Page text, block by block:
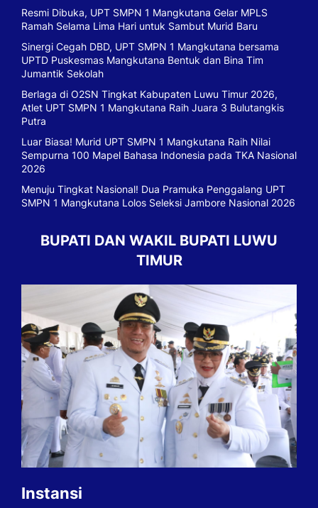
Resmi Dibuka, UPT SMPN 1 Mangkutana Gelar MPLS
Ramah Selama Lima Hari untuk Sambut Murid Baru
Sinergi Cegah DBD, UPT SMPN 1 Mangkutana bersama
UPTD Puskesmas Mangkutana Bentuk dan Bina Tim
Jumantik Sekolah
Berlaga di O2SN Tingkat Kabupaten Luwu Timur 2026,
Atlet UPT SMPN 1 Mangkutana Raih Juara 3 Bulutangkis
Putra
Luar Biasa! Murid UPT SMPN 1 Mangkutana Raih Nilai
Sempurna 100 Mapel Bahasa Indonesia pada TKA Nasional
2026
Menuju Tingkat Nasional! Dua Pramuka Penggalang UPT
SMPN 1 Mangkutana Lolos Seleksi Jambore Nasional 2026
BUPATI DAN WAKIL BUPATI LUWU
TIMUR
Instansi